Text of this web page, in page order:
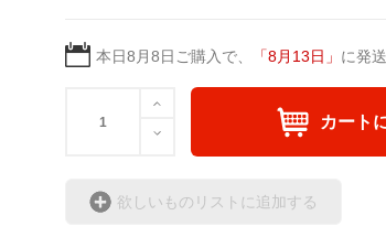
本日8月8日 ご購入で、 「8月13日 」 に発
カート
欲しいものリストに追加する